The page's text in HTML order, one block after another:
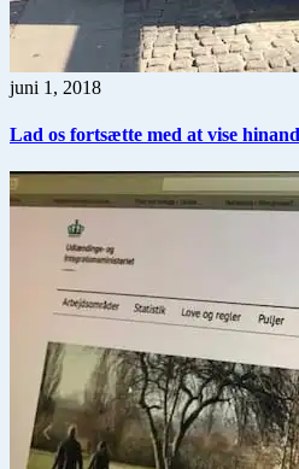
juni 1, 2018
Lad os fortsætte med at vise